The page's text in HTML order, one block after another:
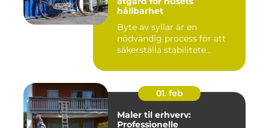
hållbarhet
Byte av syllar är en
nödvändig process för att
säkerställa stabilitete...
01. feb
Maler til erhverv:
Professionelle